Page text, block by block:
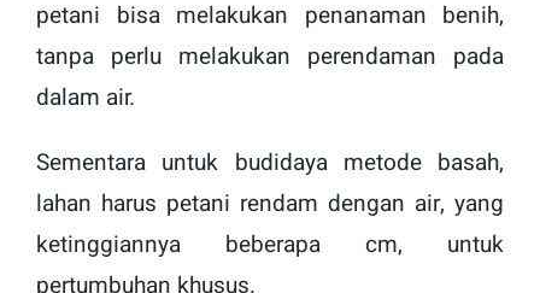
petani bisa melakukan penanaman benih,
tanpa perlu melakukan perendaman pada
dalam air.
Sementara untuk budidaya metode basah,
lahan harus petani rendam dengan air, yang
ketinggiannya beberapa cm, untuk
pertumbuhan khusus.